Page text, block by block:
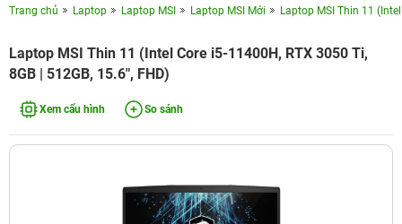
Trang chủ Laptop Laptop MSI Laptop MSI Mới Laptop MSI Thin 11
Laptop MSI Thin 11 (Intel Core i5-11400H, RTX 3050 Ti,
8GB | 512GB, 15.6", FHD)
Xem cấu hình So sánh